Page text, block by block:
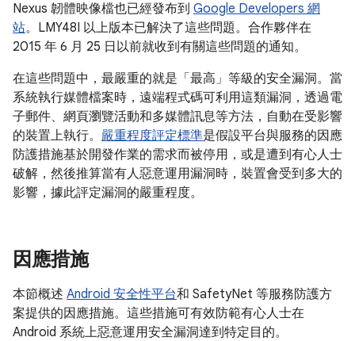
Nexus 韌體映像檔也已經發布到 Google Developers 網
站。LMY48I 以上版本已解決了這些問題。合作夥伴在
2015 年 6 月 25 日以前就收到有關這些問題的通知。
在這些問題中，最嚴重的就是「最高」等級的安全漏洞。當
系統執行媒體檔案時，遠端程式碼可利用這類漏洞，透過電
子郵件、網頁瀏覽活動和多媒體訊息等方法，自動在受影響
的裝置上執行。 嚴重程度評定標準是假設平台與服務的因應
防護措施基於開發作業的需求而被停用，或是遭到有心人士
破解，然後推算當有人惡意運用漏洞時，裝置會受到多大的
影響，據此評定漏洞的嚴重程度。
因應措施
本節概述 Android 安全性平台和 SafetyNet 等服務防護方
案提供的因應措施。這些措施可有效防範有心人士在
Android 系統上惡意運用安全漏洞達到特定目的。